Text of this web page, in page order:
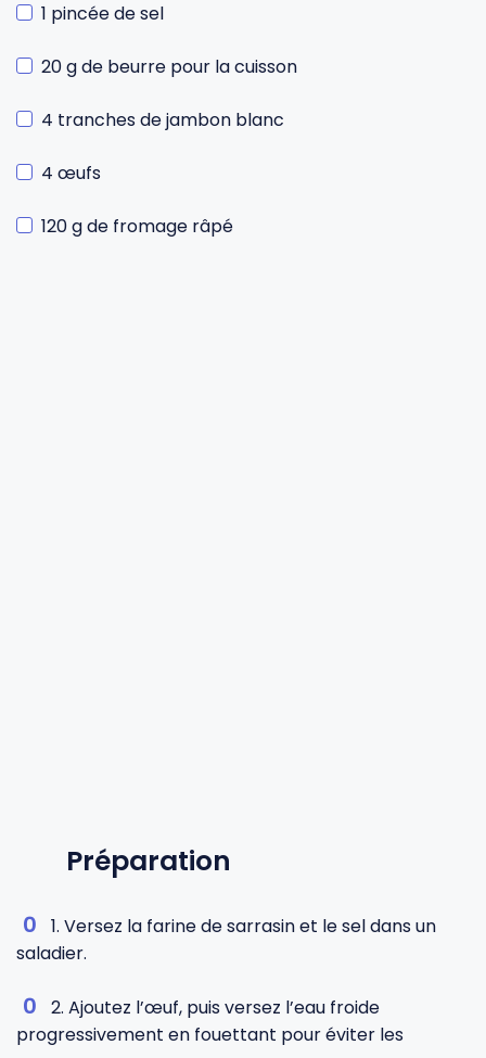
1 pincée de sel
20 g de beurre pour la cuisson
4 tranches de jambon blanc
4 œufs
120 g de fromage râpé
Préparation
1. Versez la farine de sarrasin et le sel dans un
saladier.
2. Ajoutez l’œuf, puis versez l’eau froide
progressivement en fouettant pour éviter les